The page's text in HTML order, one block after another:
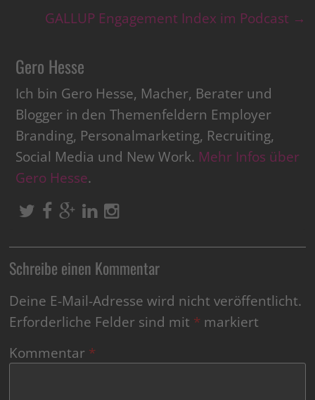
GALLUP Engagement Index im Podcast →
Gero Hesse
Ich bin Gero Hesse, Macher, Berater und
Blogger in den Themenfeldern Employer
Branding, Personalmarketing, Recruiting,
Social Media und New Work. Mehr Infos über
Gero Hesse.
Schreibe einen Kommentar
Deine E-Mail-Adresse wird nicht veröffentlicht.
Erforderliche Felder sind mit * markiert
Kommentar *